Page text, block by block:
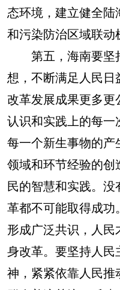
态环境，建立健全
和污染防治区域联动
第五，海南要坚
想，不断满足人民
改革发展成果更多
认识和实践上的每
每一个新生事物的
领域和环节经验的创
民的智慧和实践。
革都不可能取得成功
形成广泛共识，人
身改革。要坚持人
神，紧紧依靠人民